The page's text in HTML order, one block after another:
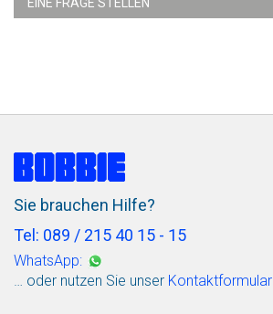
Sie brauchen Hilfe?
Tel: 089 / 215 40 15 - 15
WhatsApp:
… oder nutzen Sie unser Kontaktformular